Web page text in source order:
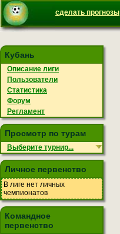
сделать прогнозы
Кубань
Описание лиги
Пользователи
Статистика
Форум
Регламент
Просмотр по турам
Выберите турнир...
Личное первенство
В лиге нет личных
чемпионатов
Командное
первенство